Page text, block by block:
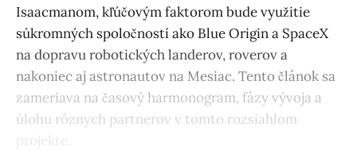
Isaacmanom, kľúčovým faktorom bude využitie
súkromných spoločností ako Blue Origin a SpaceX
na dopravu robotických landerov, roverov a
nakoniec aj astronautov na Mesiac. Tento článok sa
zameriava na časový harmonogram, fázy vývoja a
úlohu rôznych partnerov v tomto rozsiahlom
projekte.